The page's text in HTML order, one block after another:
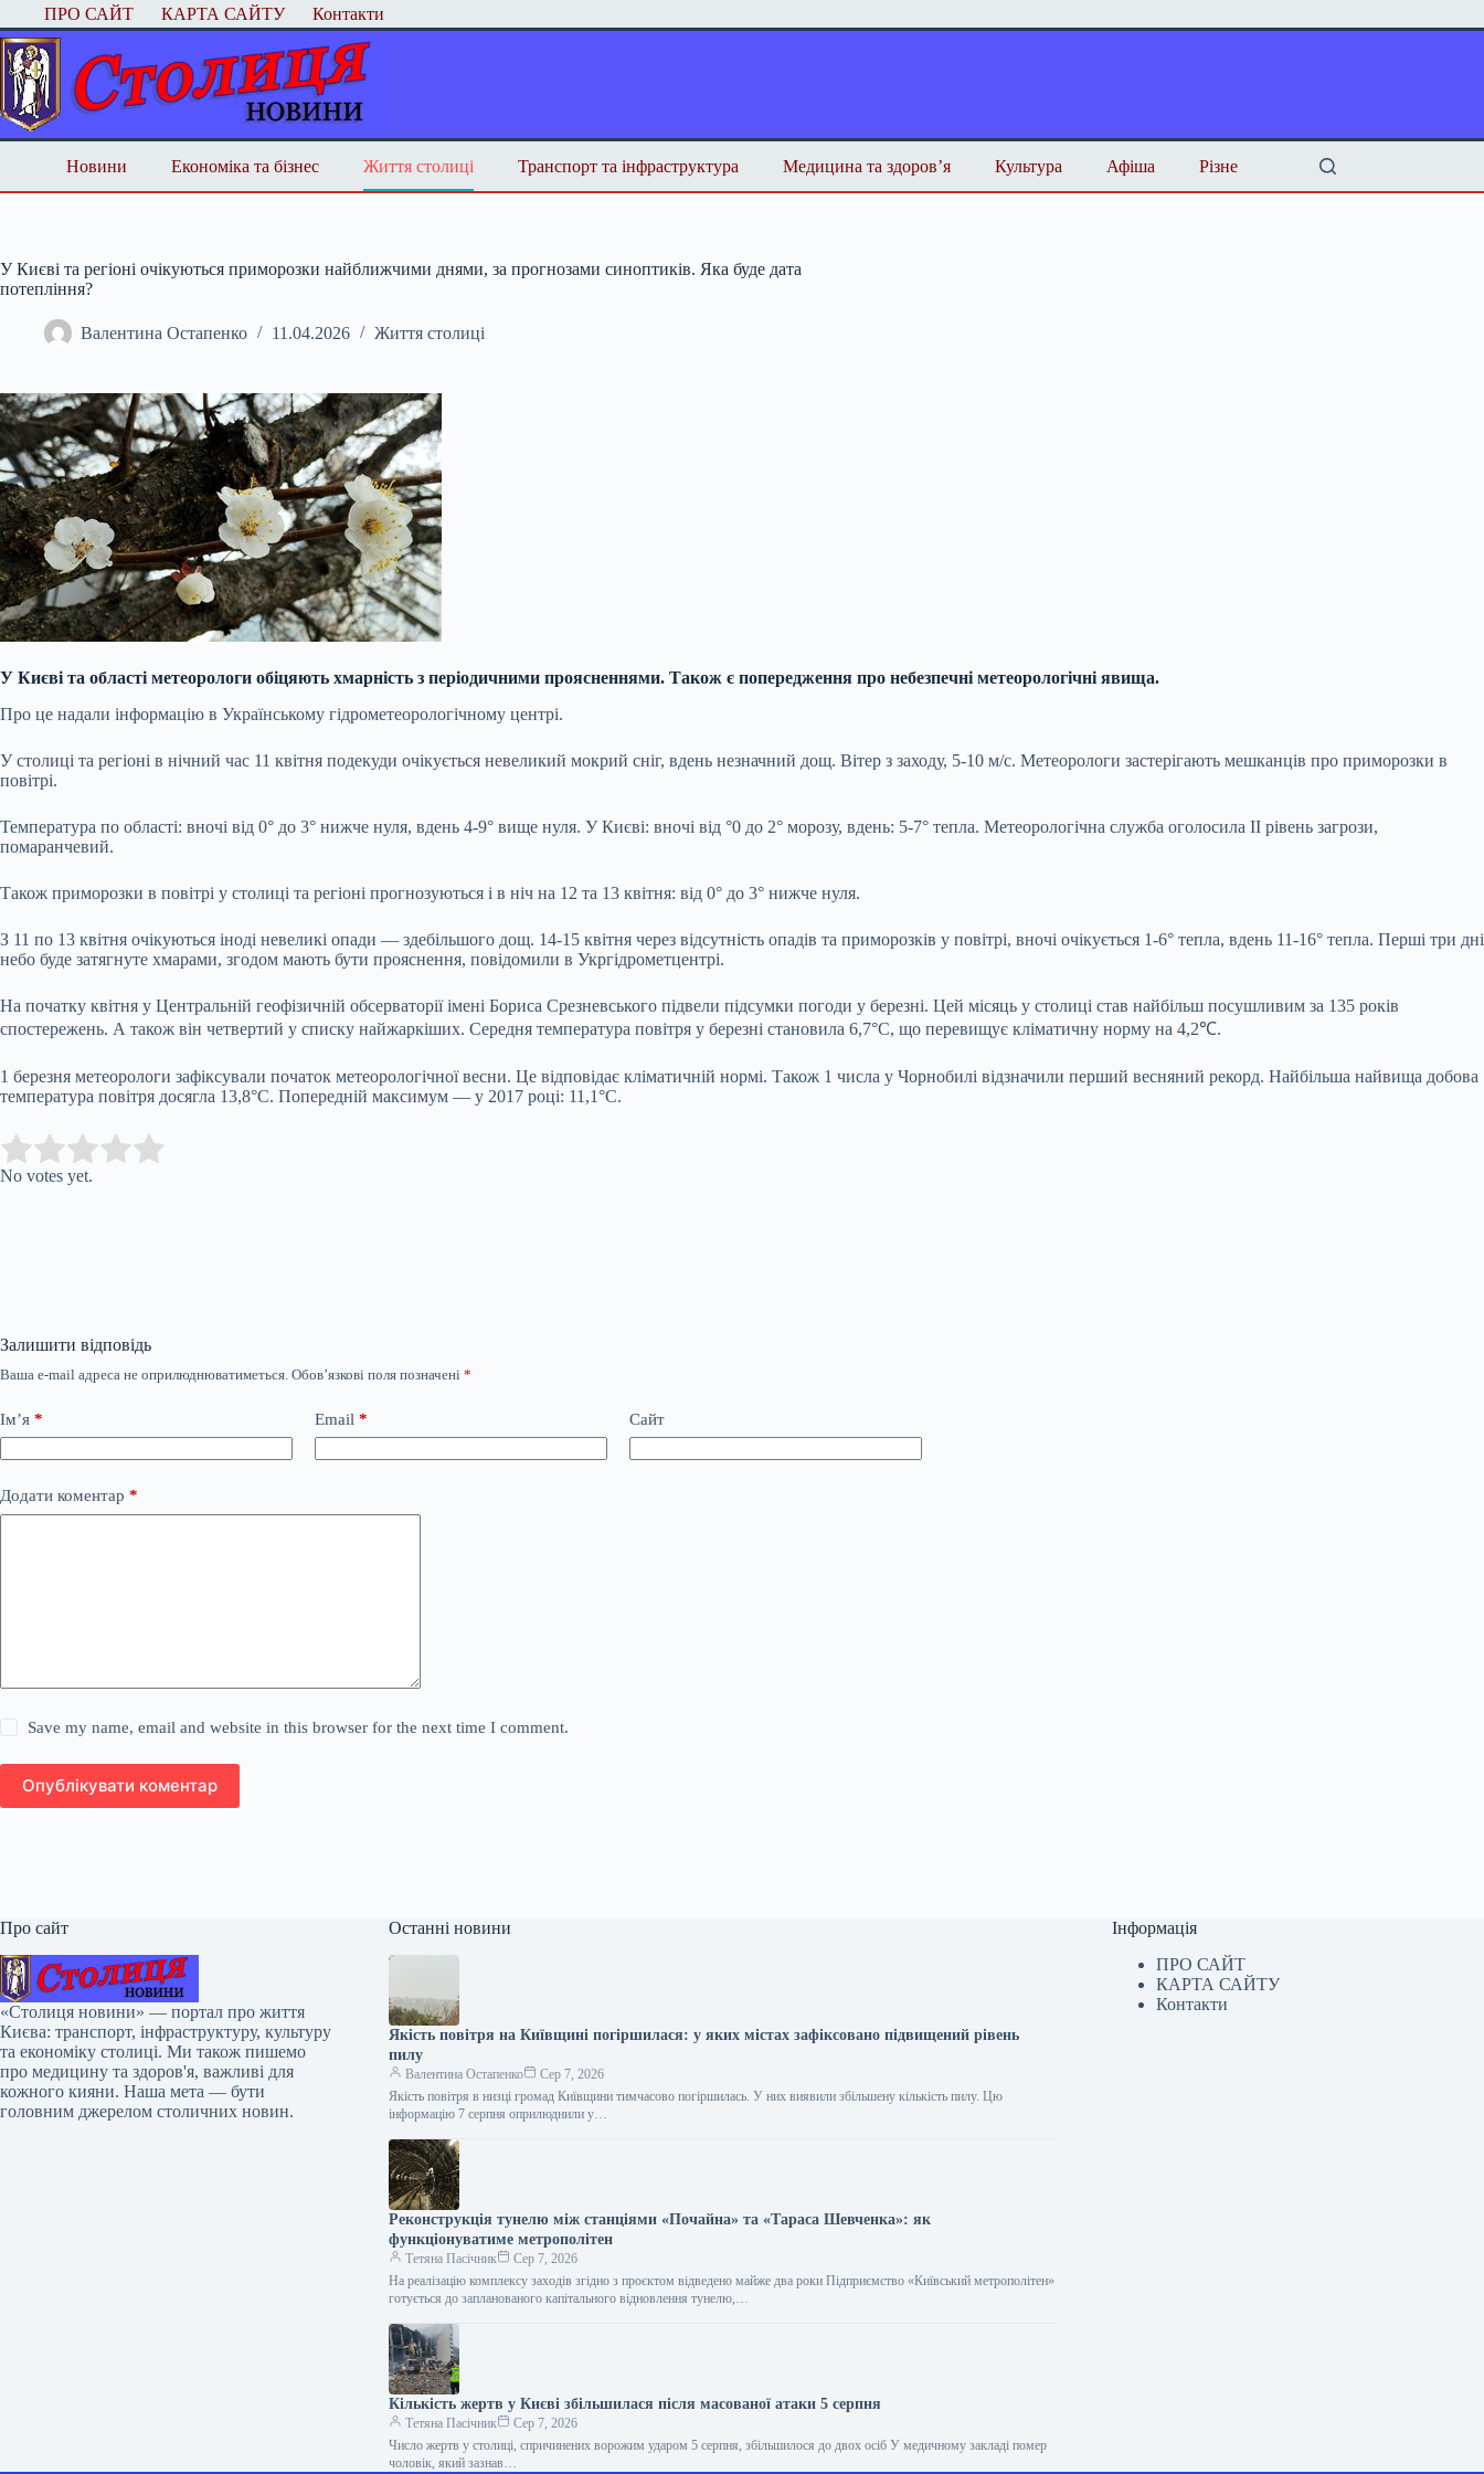
Перейти
до
вмісту
ПРО САЙТ КАРТА САЙТУ Контакти
Новини Економіка та бізнес Життя столиці Транспорт та інфраструктура Медицина та здоров’я Культура Афіша Різне
У Києві та регіоні очікуються приморозки найближчими днями, за прогнозами синоптиків. Яка буде дата
потепління?
Валентина Остапенко 11.04.2026 Життя столиці
У Києві та області метеорологи обіцяють хмарність з періодичними проясненнями. Також є попередження про небезпечні метеорологічні явища.
Про це надали інформацію в Українському гідрометеорологічному центрі.
У столиці та регіоні в нічний час 11 квітня подекуди очікується невеликий мокрий сніг, вдень незначний дощ. Вітер з заходу, 5-10 м/с. Метеорологи застерігають мешканців про приморозки в
повітрі.
Температура по області: вночі від 0° до 3° нижче нуля, вдень 4-9° вище нуля. У Києві: вночі від °0 до 2° морозу, вдень: 5-7° тепла. Метеорологічна служба оголосила ІІ рівень загрози,
помаранчевий.
Також приморозки в повітрі у столиці та регіоні прогнозуються і в ніч на 12 та 13 квітня: від 0° до 3° нижче нуля.
З 11 по 13 квітня очікуються іноді невеликі опади — здебільшого дощ. 14-15 квітня через відсутність опадів та приморозків у повітрі, вночі очікується 1-6° тепла, вдень 11-16° тепла. Перші три дні
небо буде затягнуте хмарами, згодом мають бути прояснення, повідомили в Укргідрометцентрі.
На початку квітня у Центральній геофізичній обсерваторії імені Бориса Срезневського підвели підсумки погоди у березні. Цей місяць у столиці став найбільш посушливим за 135 років
спостережень. А також він четвертий у списку найжаркіших. Середня температура повітря у березні становила 6,7°С, що перевищує кліматичну норму на 4,2℃.
1 березня метеорологи зафіксували початок метеорологічної весни. Це відповідає кліматичній нормі. Також 1 числа у Чорнобилі відзначили перший весняний рекорд. Найбільша найвища добова
температура повітря досягла 13,8°С. Попередній максимум — у 2017 році: 11,1°С.
Rate this item:
No votes yet.
Залишити відповідь
Ваша e-mail адреса не оприлюднюватиметься. Обов’язкові поля позначені *
Ім’я * Email * Сайт
Додати коментар *
Save my name, email and website in this browser for the next time I comment.
Опублікувати коментар
Про сайт
«Столиця новини» — портал про життя
Києва: транспорт, інфраструктуру, культуру
та економіку столиці. Ми також пишемо
про медицину та здоров'я, важливі для
кожного кияни. Наша мета — бути
головним джерелом столичних новин.
Останні новини
Якість повітря на Київщині погіршилася: у яких містах зафіксовано підвищений рівень
пилу
Валентина Остапенко
Сер 7, 2026
Якість повітря в низці громад Київщини тимчасово погіршилась. У них виявили збільшену кількість пилу. Цю
інформацію 7 серпня оприлюднили у…
Реконструкція тунелю між станціями «Почайна» та «Тараса Шевченка»: як
функціонуватиме метрополітен
Тетяна Пасічник
Сер 7, 2026
На реалізацію комплексу заходів згідно з проєктом відведено майже два роки Підприємство «Київський метрополітен»
готується до запланованого капітального відновлення тунелю,…
Кількість жертв у Києві збільшилася після масованої атаки 5 серпня
Тетяна Пасічник
Сер 7, 2026
Число жертв у столиці, спричинених ворожим ударом 5 серпня, збільшилося до двох осіб У медичному закладі помер
чоловік, який зазнав…
Інформація
ПРО САЙТ
КАРТА САЙТУ
Контакти